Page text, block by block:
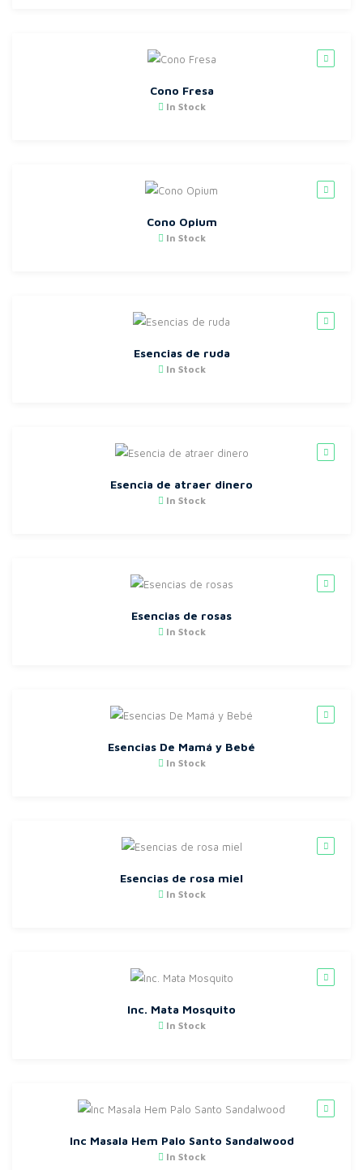
Cono Fresa
In Stock
Cono Opium
In Stock
Esencias de ruda
In Stock
Esencia de atraer dinero
In Stock
Esencias de rosas
In Stock
Esencias De Mamá y Bebé
In Stock
Esencias de rosa miel
In Stock
Inc. Mata Mosquito
In Stock
Inc Masala Hem Palo Santo Sandalwood
In Stock